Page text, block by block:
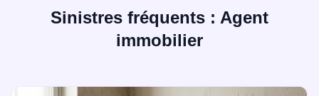
Sinistres fréquents : Agent
immobilier